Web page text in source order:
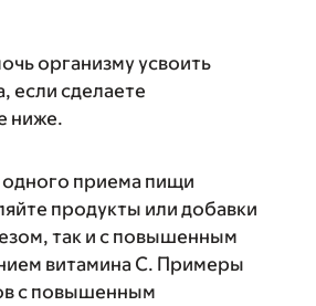
организму усвоить
если сделаете
ниже.
одного приема пищи
продукты или добавки
так и с повышенным
витамина С. Примеры
с повышенным